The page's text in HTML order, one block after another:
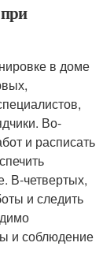
в доме
Во-
и расписать
В-четвертых,
и следить
и соблюдение